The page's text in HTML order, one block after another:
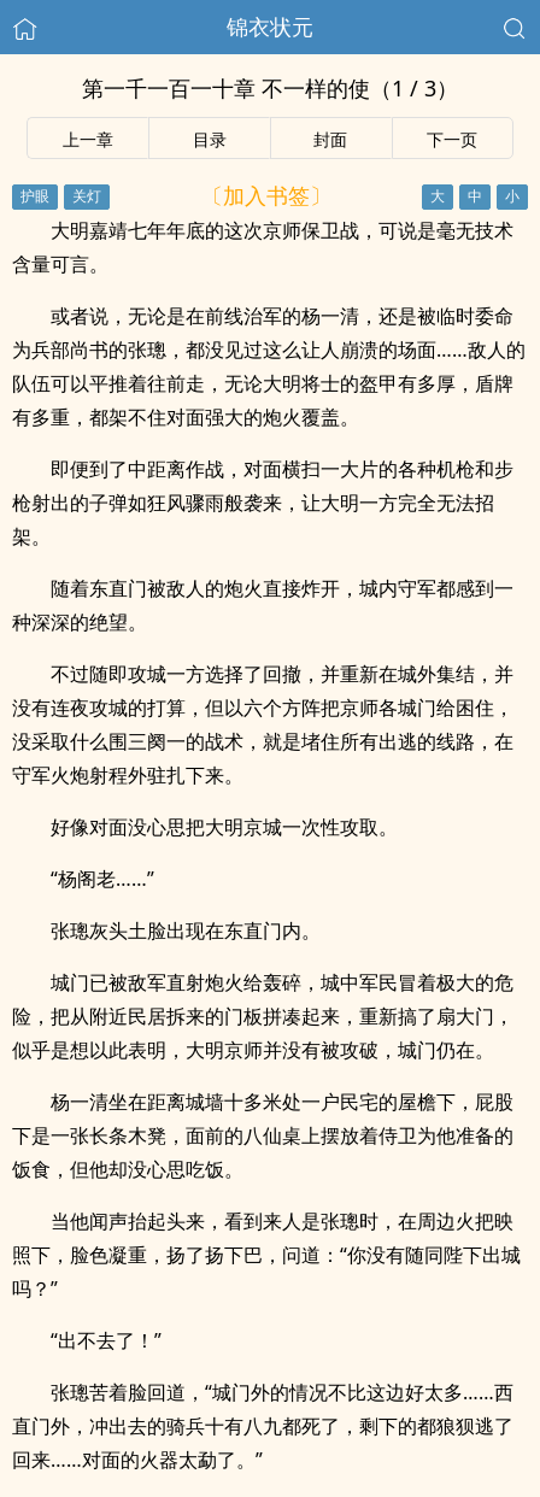
锦衣状元
第一千一百一十章 不一样的使（1 / 3）
上一章 目录 封面 下一页
〔加入书签〕
大明嘉靖七年年底的这次京师保卫战，可说是毫无技术
含量可言。
或者说，无论是在前线治军的杨一清，还是被临时委命
为兵部尚书的张璁，都没见过这么让人崩溃的场面……敌人的
队伍可以平推着往前走，无论大明将士的盔甲有多厚，盾牌
有多重，都架不住对面强大的炮火覆盖。
即便到了中距离作战，对面横扫一大片的各种机枪和步
枪射出的子弹如狂风骤雨般袭来，让大明一方完全无法招
架。
随着东直门被敌人的炮火直接炸开，城内守军都感到一
种深深的绝望。
不过随即攻城一方选择了回撤，并重新在城外集结，并
没有连夜攻城的打算，但以六个方阵把京师各城门给困住，
没采取什么围三阕一的战术，就是堵住所有出逃的线路，在
守军火炮射程外驻扎下来。
好像对面没心思把大明京城一次性攻取。
“杨阁老……”
张璁灰头土脸出现在东直门内。
城门已被敌军直射炮火给轰碎，城中军民冒着极大的危
险，把从附近民居拆来的门板拼凑起来，重新搞了扇大门，
似乎是想以此表明，大明京师并没有被攻破，城门仍在。
杨一清坐在距离城墙十多米处一户民宅的屋檐下，屁股
下是一张长条木凳，面前的八仙桌上摆放着侍卫为他准备的
饭食，但他却没心思吃饭。
当他闻声抬起头来，看到来人是张璁时，在周边火把映
照下，脸色凝重，扬了扬下巴，问道：“你没有随同陛下出城
吗？”
“出不去了！”
张璁苦着脸回道，“城门外的情况不比这边好太多……西
直门外，冲出去的骑兵十有八九都死了，剩下的都狼狈逃了
回来……对面的火器太勐了。”